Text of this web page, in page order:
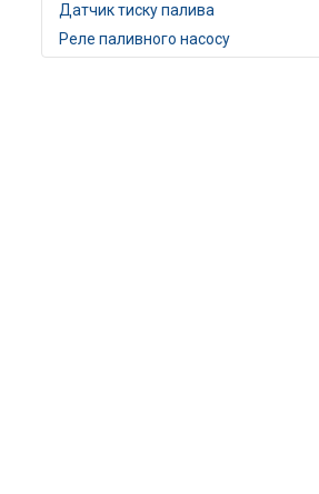
Датчик тиску палива
Реле паливного насосу